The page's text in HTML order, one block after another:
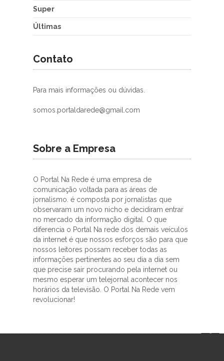
Super
Últimas
Contato
Para mais informações ou dúvidas.
somos.portaldarede@gmail.com
Sobre a Empresa
O Portal Na Rede é uma empresa de
comunicação voltada para as áreas de
jornalismo. é composta por jornalistas que
observaram um novo nicho e decidiram entrar
no mercado da informação digital. O que
diferencia o Portal Na rede dos demais veículos
da internet é que nossos esforços são para que
nossos leitores possam receber todas as
informações pertinentes ao seu dia a dia sem
que precise sair procurando pela internet ou
mesmo esperar um telejornal acontecer nos
horários da televisão. O Portal Na Rede vem
revolucionar!